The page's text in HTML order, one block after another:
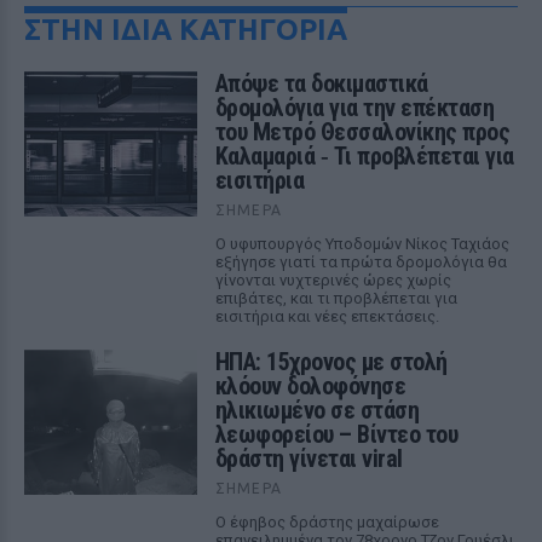
ΣΤΗΝ ΙΔΙΑ ΚΑΤΗΓΟΡΙΑ
Απόψε τα δοκιμαστικά
δρομολόγια για την επέκταση
του Μετρό Θεσσαλονίκης προς
Καλαμαριά ‑ Τι προβλέπεται για
εισιτήρια
ΣΉΜΕΡΑ
Ο υφυπουργός Υποδομών Νίκος Ταχιάος
εξήγησε γιατί τα πρώτα δρομολόγια θα
γίνονται νυχτερινές ώρες χωρίς
επιβάτες, και τι προβλέπεται για
εισιτήρια και νέες επεκτάσεις.
ΗΠΑ: 15χρονος με στολή
κλόουν δολοφόνησε
ηλικιωμένο σε στάση
λεωφορείου – Βίντεο του
δράστη γίνεται viral
ΣΉΜΕΡΑ
Ο έφηβος δράστης μαχαίρωσε